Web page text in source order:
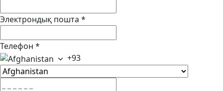
Электрондық пошта *
Телефон *
+93